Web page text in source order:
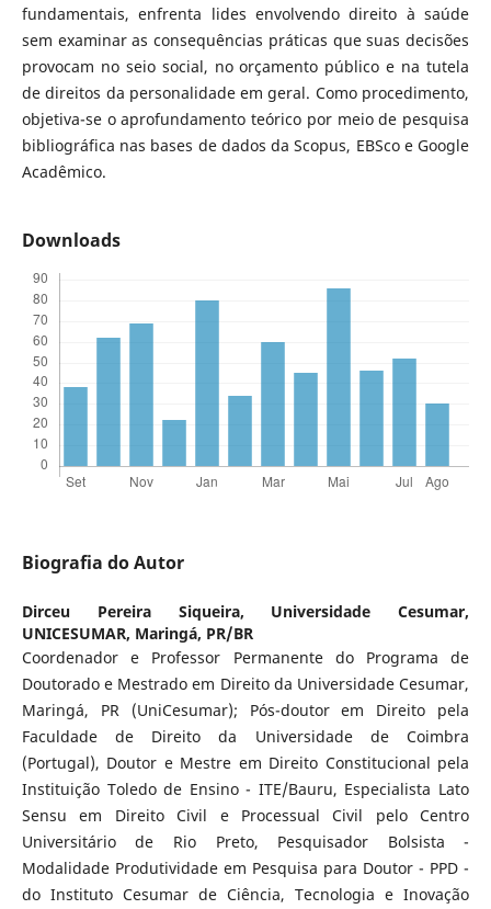
fundamentais, enfrenta lides envolvendo direito à saúde
sem examinar as consequências práticas que suas decisões
provocam no seio social, no orçamento público e na tutela
de direitos da personalidade em geral. Como procedimento,
objetiva-se o aprofundamento teórico por meio de pesquisa
bibliográfica nas bases de dados da Scopus, EBSco e Google
Acadêmico.
Downloads
Biografia do Autor
Dirceu Pereira Siqueira, Universidade Cesumar,
UNICESUMAR, Maringá, PR/BR
Coordenador e Professor Permanente do Programa de
Doutorado e Mestrado em Direito da Universidade Cesumar,
Maringá, PR (UniCesumar); Pós-doutor em Direito pela
Faculdade de Direito da Universidade de Coimbra
(Portugal), Doutor e Mestre em Direito Constitucional pela
Instituição Toledo de Ensino - ITE/Bauru, Especialista Lato
Sensu em Direito Civil e Processual Civil pelo Centro
Universitário de Rio Preto, Pesquisador Bolsista -
Modalidade Produtividade em Pesquisa para Doutor - PPD -
do Instituto Cesumar de Ciência, Tecnologia e Inovação